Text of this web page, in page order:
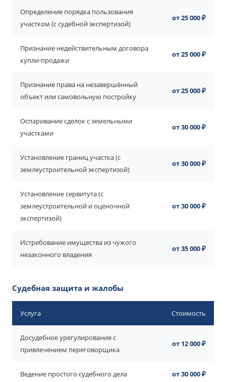
Определение порядка пользования
участком (с судебной экспертизой)
от 25 000 ₽
Признание недействительным договора
купли-продажи
от 25 000 ₽
Признание права на незавершённый
объект или самовольную постройку
от 25 000 ₽
Оспаривание сделок с земельными
участками
от 30 000 ₽
Установление границ участка (с
землеустроительной экспертизой)
от 30 000 ₽
Установление сервитута (с
землеустроительной и оценочной
экспертизой)
от 30 000 ₽
Истребование имущества из чужого
незаконного владения
от 35 000 ₽
Судебная защита и жалобы
Услуга Стоимость
Досудебное урегулирование с
привлечением переговорщика
от 12 000 ₽
Ведение простого судебного дела от 30 000 ₽